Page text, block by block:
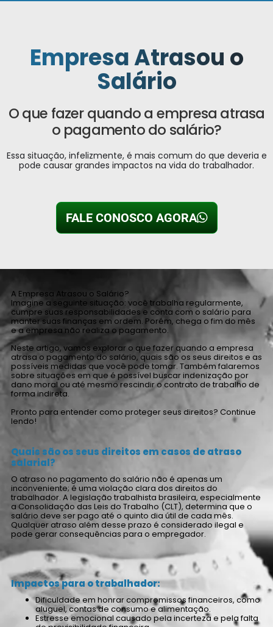
Empresa Atrasou o
Salário
O que fazer quando a empresa atrasa
o pagamento do salário?
Essa situação, infelizmente, é mais comum do que deveria e
pode causar grandes impactos na vida do trabalhador.
FALE CONOSCO AGORA
A Empresa Atrasou o Salário?
Imagine a seguinte situação: você trabalha regularmente,
cumpre suas responsabilidades e conta com o salário para
manter suas finanças em ordem. Porém, chega o fim do mês
e a empresa não realiza o pagamento.
Neste artigo, vamos explorar o que fazer quando a empresa
atrasa o pagamento do salário, quais são os seus direitos e as
possíveis medidas que você pode tomar. Também falaremos
sobre situações em que é possível buscar indenização por
dano moral ou até mesmo rescindir o contrato de trabalho de
forma indireta.
Pronto para entender como proteger seus direitos? Continue
lendo!
Quais são os seus direitos em casos de atraso
salarial?
O atraso no pagamento do salário não é apenas um
inconveniente; é uma violação clara dos direitos do
trabalhador. A legislação trabalhista brasileira, especialmente
a Consolidação das Leis do Trabalho (CLT), determina que o
salário deve ser pago até o quinto dia útil de cada mês.
Qualquer atraso além desse prazo é considerado ilegal e
pode gerar consequências para o empregador.
Impactos para o trabalhador:
Dificuldade em honrar compromissos financeiros, como
aluguel, contas de consumo e alimentação.
Estresse emocional causado pela incerteza e pela falta